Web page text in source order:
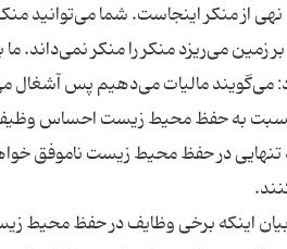
از منکر اینجاست. شما می‌توانید منکر
می‌گویند مالیات می‌دهیم پس آشغال
نسبت به حفظ محیط زیست احساس
در حفظ محیط زیست ناموفق
اینکه برخی وظایف در حفظ محیط